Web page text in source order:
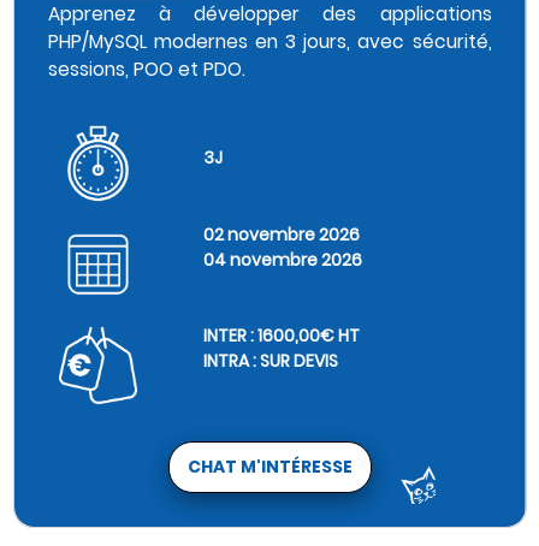
Apprenez à développer des applications
PHP/MySQL modernes en 3 jours, avec sécurité,
sessions, POO et PDO.
3J
02 novembre 2026
04 novembre 2026
INTER : 1600,00€ HT
INTRA : SUR DEVIS
CHAT M'INTÉRESSE